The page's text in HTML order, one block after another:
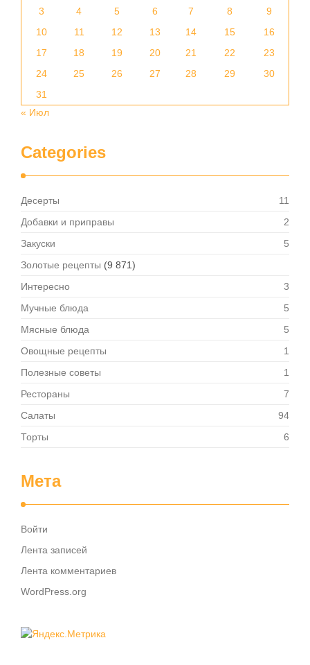
3
4 5 6 7 8
9
10
11 12 13 14 15
16
17
18 19 20 21 22
23
24
25 26 27 28 29
30
31
« Июл
Categories
Десерты
11
Добавки и приправы
2
Закуски
5
Золотые рецепты (9 871)
Интересно
3
Мучные блюда
5
Мясные блюда
5
Овощные рецепты
1
Полезные советы
1
Рестораны
7
Салаты
94
Торты
6
Мета
Войти
Лента записей
Лента комментариев
WordPress.org